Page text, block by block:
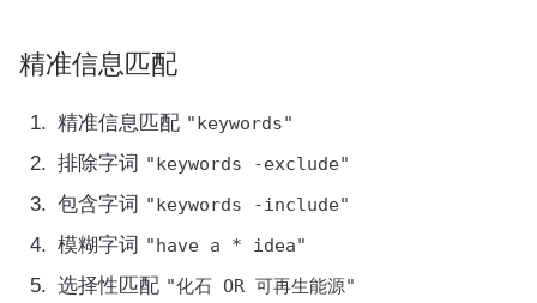
精准信息匹配
精准信息匹配 "keywords"
排除字词 "keywords -exclude"
包含字词 "keywords -include"
模糊字词 "have a * idea"
选择性匹配 "化石 OR 可再生能源"